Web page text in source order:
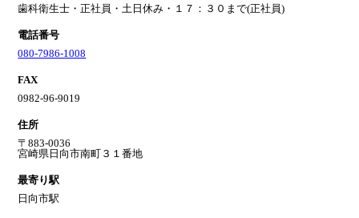
歯科衛生士・正社員・土日休み・１７：３０まで(正社員)
電話番号
080-7986-1008
FAX
0982-96-9019
住所
〒883-0036
宮崎県日向市南町３１番地
最寄り駅
日向市駅